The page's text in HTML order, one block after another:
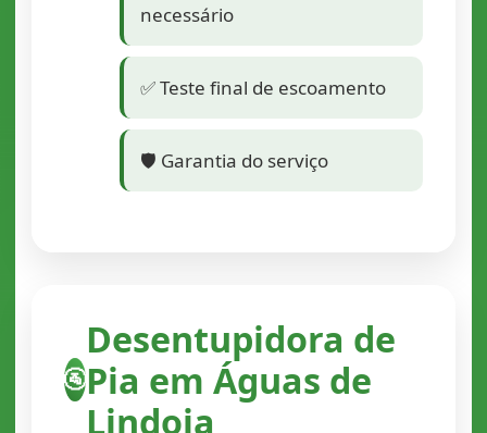
necessário
✅ Teste final de escoamento
🛡️ Garantia do serviço
🚰
Desentupidora de
Pia em Águas de
Lindoia